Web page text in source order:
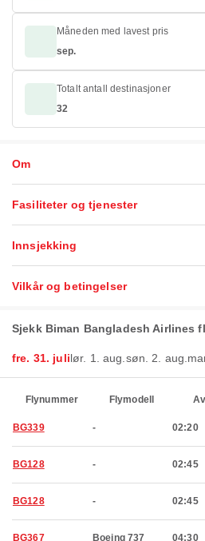
Måneden med lavest pris
sep.
Totalt antall destinasjoner
32
Om
Fasiliteter og tjenester
Innsjekking
Vilkår og betingelser
Sjekk Biman Bangladesh Airlines
fre. 31. julilør. 1. aug. søn. 2. aug.
Flynummer Flymodell
BG339 - 02:20
BG128 - 02:45
BG128 - 02:45
BG367 Boeing 737 04:30